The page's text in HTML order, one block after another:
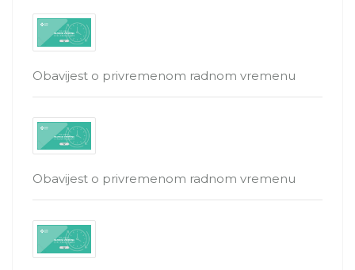
Obavijest o privremenom radnom vremenu
Obavijest o privremenom radnom vremenu